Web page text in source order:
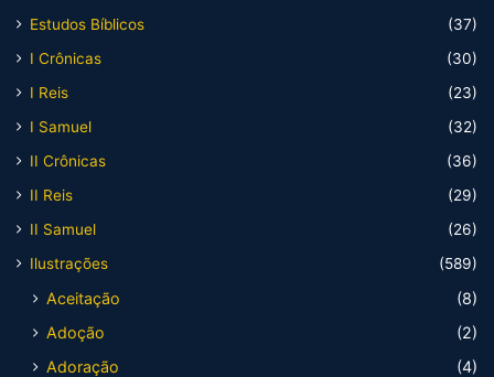
Estudos Bíblicos
(37)
I Crônicas
(30)
I Reis
(23)
I Samuel
(32)
II Crônicas
(36)
II Reis
(29)
II Samuel
(26)
Ilustrações
(589)
Aceitação
(8)
Adoção
(2)
Adoração
(4)